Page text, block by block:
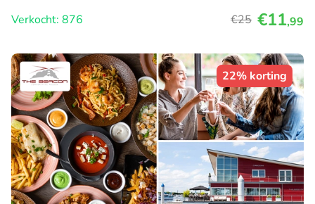
Verkocht: 876
€25 €11,99
22% korting